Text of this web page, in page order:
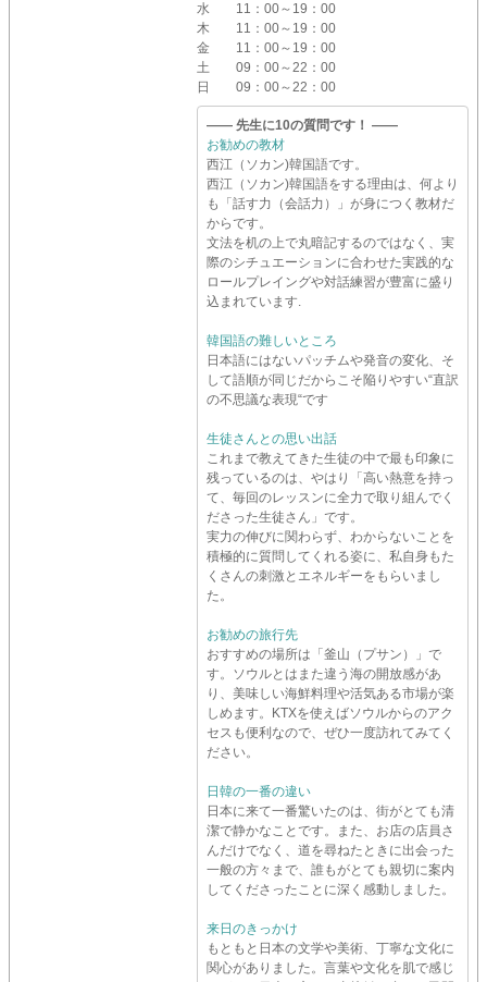
水
11：00～19：00
木
11：00～19：00
金
11：00～19：00
土
09：00～22：00
日
09：00～22：00
―― 先生に10の質問です！ ――
お勧めの教材
西江（ソカン)韓国語です。
西江（ソカン)韓国語をする理由は、何より
も「話す力（会話力）」が身につく教材だ
からです。
文法を机の上で丸暗記するのではなく、実
際のシチュエーションに合わせた実践的な
ロールプレイングや対話練習が豊富に盛り
込まれています.
韓国語の難しいところ
日本語にはないパッチムや発音の変化、そ
して語順が同じだからこそ陥りやすい“直訳
の不思議な表現“です
生徒さんとの思い出話
これまで教えてきた生徒の中で最も印象に
残っているのは、やはり「高い熱意を持っ
て、毎回のレッスンに全力で取り組んでく
ださった生徒さん」です。
実力の伸びに関わらず、わからないことを
積極的に質問してくれる姿に、私自身もた
くさんの刺激とエネルギーをもらいまし
た。
お勧めの旅行先
おすすめの場所は「釜山（プサン）」で
す。ソウルとはまた違う海の開放感があ
り、美味しい海鮮料理や活気ある市場が楽
しめます。KTXを使えばソウルからのアク
セスも便利なので、ぜひ一度訪れてみてく
ださい。
日韓の一番の違い
日本に来て一番驚いたのは、街がとても清
潔で静かなことです。また、お店の店員さ
んだけでなく、道を尋ねたときに出会った
一般の方々まで、誰もがとても親切に案内
してくださったことに深く感動しました。
来日のきっかけ
もともと日本の文学や美術、丁寧な文化に
関心がありました。言葉や文化を肌で感じ